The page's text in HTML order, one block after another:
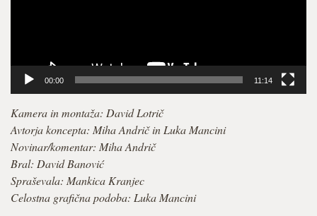
00:00 11:14
Kamera in montaža: David Lotrič
Avtorja koncepta: Miha Andrič in Luka Mancini
Novinar/komentar: Miha Andrič
Bral: David Banović
Spraševala: Mankica Kranjec
Celostna grafična podoba: Luka Mancini